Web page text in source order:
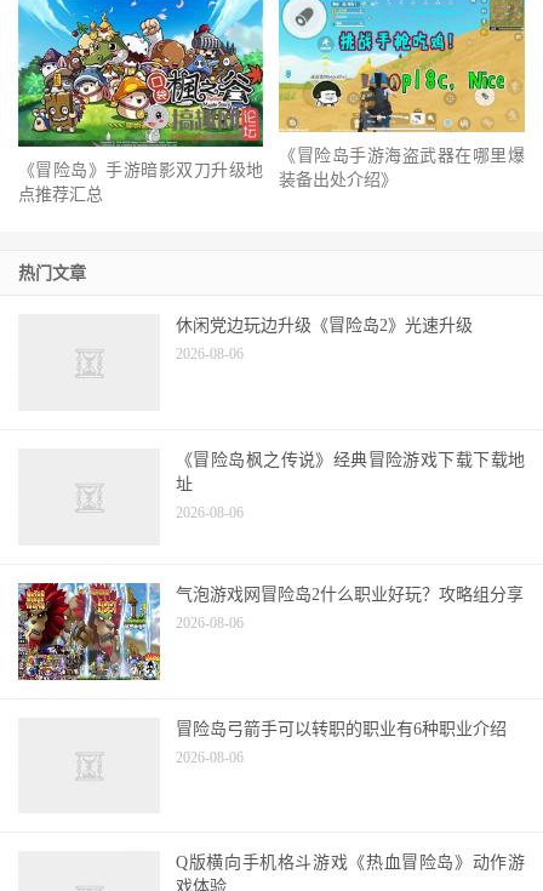
对应的知识点解析
怀旧周报：魔兽世界WLK前夕天
灾入侵唯一一次马戏团开张
点推荐汇总
热门文章
2026-08-06